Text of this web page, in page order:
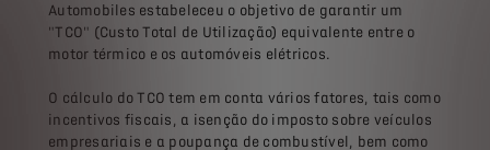
Automobiles estabeleceu o objetivo de garantir um
"TCO" (Custo Total de Utilização) equivalente entre o
motor térmico e os automóveis elétricos.
O cálculo do TCO tem em conta vários fatores, tais como
incentivos fiscais, a isenção do imposto sobre veículos
empresariais e a poupança de combustível, bem como